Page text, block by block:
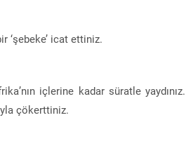
‘şebeke’ icat ettiniz.
içlerine kadar süratle yaydınız.
çökerttiniz.